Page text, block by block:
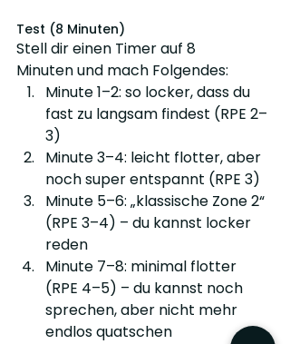
Test (8 Minuten)
Stell dir einen Timer auf 8
Minuten und mach Folgendes:
Minute 1–2: so locker, dass du
fast zu langsam findest (RPE 2–
3)
Minute 3–4: leicht flotter, aber
noch super entspannt (RPE 3)
Minute 5–6: „klassische Zone 2“
(RPE 3–4) – du kannst locker
reden
Minute 7–8: minimal flotter
(RPE 4–5) – du kannst noch
sprechen, aber nicht mehr
endlos quatschen